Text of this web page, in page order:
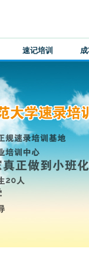
速记培训 成